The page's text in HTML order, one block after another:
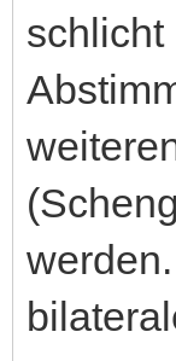
schlicht